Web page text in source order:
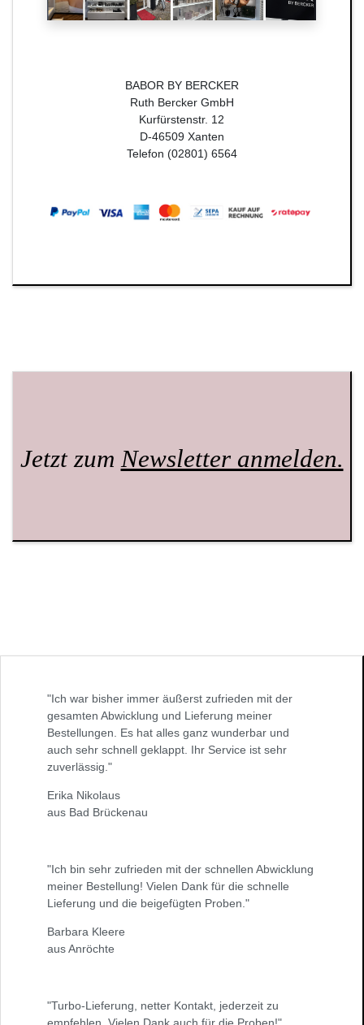
BABOR BY BERCKER
Ruth Bercker GmbH
Kurfürstenstr. 12
D-46509 Xanten
Telefon (02801) 6564
Jetzt zumNewsletter anmelden.
"Ich war bisher immer äußerst zufrieden mit der
gesamten Abwicklung und Lieferung meiner
Bestellungen. Es hat alles ganz wunderbar und
auch sehr schnell geklappt. Ihr Service ist sehr
zuverlässig."
Erika Nikolaus
aus Bad Brückenau
"Ich bin sehr zufrieden mit der schnellen Abwicklung
meiner Bestellung! Vielen Dank für die schnelle
Lieferung und die beigefügten Proben."
Barbara Kleere
aus Anröchte
"Turbo-Lieferung, netter Kontakt, jederzeit zu